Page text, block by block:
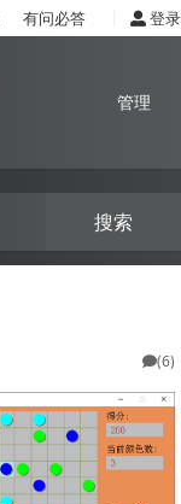
有问必答 登录
管理
(6)
搜索